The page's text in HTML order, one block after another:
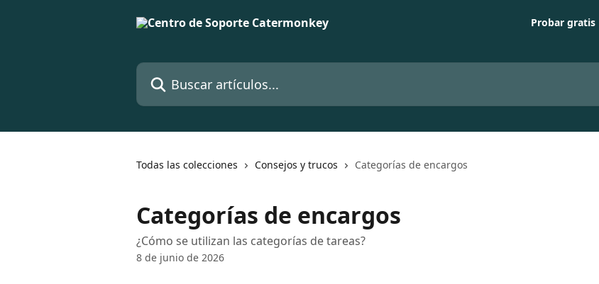
Probar gratis
Buscar artículos...
Todas las colecciones Consejos y trucos Categorías de encargos
Categorías de encargos
¿Cómo se utilizan las categorías de tareas?
8 de junio de 2026